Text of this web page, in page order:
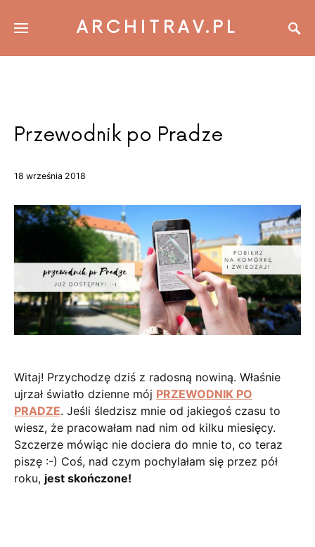
ARCHITRAV.PL
Przewodnik po Pradze
18 września 2018
Witaj! Przychodzę dziś z radosną nowiną. Właśnie
ujrzał światło dzienne mój PRZEWODNIK PO
PRADZE. Jeśli śledzisz mnie od jakiegoś czasu to
wiesz, że pracowałam nad nim od kilku miesięcy.
Szczerze mówiąc nie dociera do mnie to, co teraz
piszę :-) Coś, nad czym pochylałam się przez pół
roku, jest skończone!